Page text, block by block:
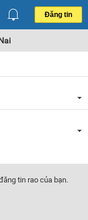
Đăng tin
tin rao của bạn.